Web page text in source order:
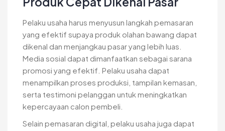
Pelaku usaha harus menyusun langkah pemasaran
yang efektif supaya produk olahan bawang dapat
dikenal dan menjangkau pasar yang lebih luas.
Media sosial dapat dimanfaatkan sebagai sarana
promosi yang efektif. Pelaku usaha dapat
menampilkan proses produksi, tampilan kemasan,
serta testimoni pelanggan untuk meningkatkan
kepercayaan calon pembeli.
Selain pemasaran digital, pelaku usaha juga dapat